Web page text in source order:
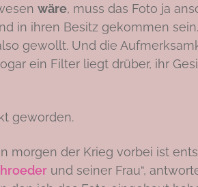
wäre, muss das Foto ja
in ihren Besitz gekommen
gewollt. Und die
ein Filter liegt drüber, ihr
geworden.
morgen der Krieg vorbei ist
und seiner Frau“,